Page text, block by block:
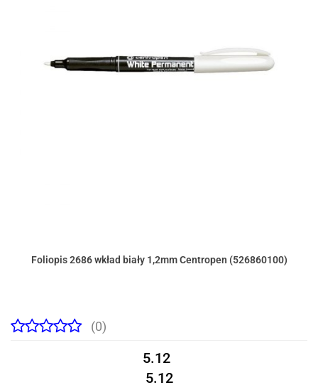
Foliopis 2686 wkład biały 1,2mm Centropen (526860100)
(0)
5.12
5.12